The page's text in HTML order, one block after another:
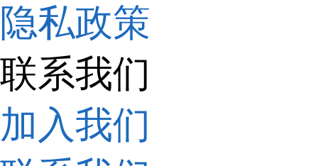
隐私政策
联系我们
加入我们